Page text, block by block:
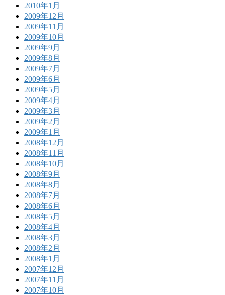
2010年1月
2009年12月
2009年11月
2009年10月
2009年9月
2009年8月
2009年7月
2009年6月
2009年5月
2009年4月
2009年3月
2009年2月
2009年1月
2008年12月
2008年11月
2008年10月
2008年9月
2008年8月
2008年7月
2008年6月
2008年5月
2008年4月
2008年3月
2008年2月
2008年1月
2007年12月
2007年11月
2007年10月